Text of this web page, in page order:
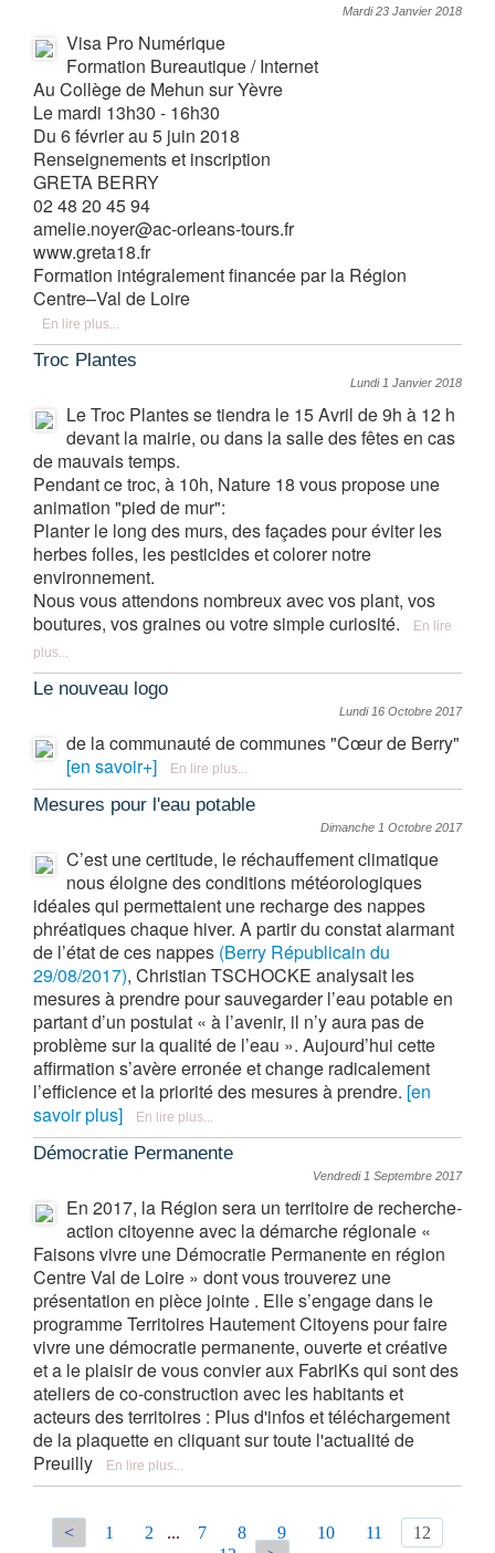
Mardi 23 Janvier 2018
Visa Pro Numérique
Formation Bureautique / Internet
Au Collège de Mehun sur Yèvre
Le mardi 13h30 - 16h30
Du 6 février au 5 juin 2018
Renseignements et inscription
GRETA BERRY
02 48 20 45 94
amelie.noyer@ac-orleans-tours.fr
www.greta18.fr
Formation intégralement financée par la Région
Centre–Val de Loire
En lire plus...
Troc Plantes
Lundi 1 Janvier 2018
Le Troc Plantes se tiendra le 15 Avril de 9h à 12 h
devant la mairie, ou dans la salle des fêtes en cas
de mauvais temps.
Pendant ce troc, à 10h, Nature 18 vous propose une
animation "pied de mur":
Planter le long des murs, des façades pour éviter les
herbes folles, les pesticides et colorer notre
environnement.
Nous vous attendons nombreux avec vos plant, vos
boutures, vos graines ou votre simple curiosité.
En lire
plus...
Le nouveau logo
Lundi 16 Octobre 2017
de la communauté de communes "Cœur de Berry"
[en savoir+]
En lire plus...
Mesures pour l'eau potable
Dimanche 1 Octobre 2017
C’est une certitude, le réchauffement climatique
nous éloigne des conditions météorologiques
idéales qui permettaient une recharge des nappes
phréatiques chaque hiver. A partir du constat alarmant
de l’état de ces nappes (Berry Républicain du
29/08/2017), Christian TSCHOCKE analysait les
mesures à prendre pour sauvegarder l’eau potable en
partant d’un postulat « à l’avenir, il n’y aura pas de
problème sur la qualité de l’eau ». Aujourd’hui cette
affirmation s’avère erronée et change radicalement
l’efficience et la priorité des mesures à prendre. [en
savoir plus]
En lire plus...
Démocratie Permanente
Vendredi 1 Septembre 2017
En 2017, la Région sera un territoire de recherche-
action citoyenne avec la démarche régionale «
Faisons vivre une Démocratie Permanente en région
Centre Val de Loire » dont vous trouverez une
présentation en pièce jointe . Elle s’engage dans le
programme Territoires Hautement Citoyens pour faire
vivre une démocratie permanente, ouverte et créative
et a le plaisir de vous convier aux FabriKs qui sont des
ateliers de co-construction avec les habitants et
acteurs des territoires : Plus d'infos et téléchargement
de la plaquette en cliquant sur toute l'actualité de
Preuilly
En lire plus...
< 1 2 ... 7 8 9 10 11
12